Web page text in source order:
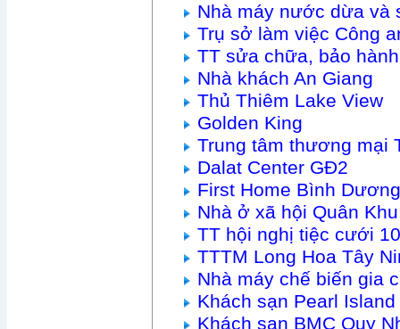
Nhà máy nước dừa và
Trụ sở làm việc Công
TT sửa chữa, bảo
Nhà khách An Giang
Thủ Thiêm Lake View
Golden King
Trung tâm thương mại
Dalat Center GĐ2
First Home Bình
Nhà ở xã hội Quân
TT hội nghị tiệc cưới
TTTM Long Hoa Tây
Nhà máy chế biến gia
Khách sạn Pearl
Khách sạn BMC Quy